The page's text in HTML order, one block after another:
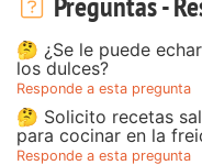
🤔 ¿Se le puede
los dulces?
Responde a esta pregunta
🤔 Solicito recetas
para cocinar en la
Responde a esta pregunta